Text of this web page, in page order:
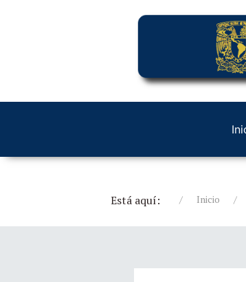
Está aquí: Inicio